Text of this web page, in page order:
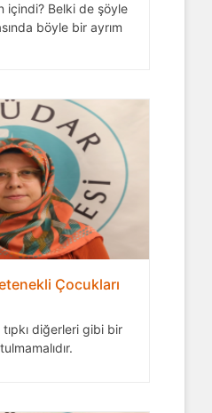
içindi? Belki de şöyle
böyle bir ayrım
Çocukları
diğerleri gibi bir